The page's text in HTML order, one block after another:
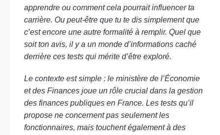
apprendre ou comment cela pourrait influencer ta
carrière. Ou peut-être que tu te dis simplement que
c’est encore une autre formalité à remplir. Quel que
soit ton avis, il y a un monde d’informations caché
derrière ces tests qui mérite d’être exploré.
Le contexte est simple : le ministère de l’Économie
et des Finances joue un rôle crucial dans la gestion
des finances publiques en France. Les tests qu’il
propose ne concernent pas seulement les
fonctionnaires, mais touchent également à des